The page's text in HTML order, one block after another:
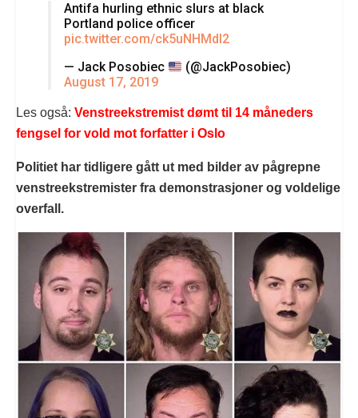
Antifa hurling ethnic slurs at black
Portland police officer
pic.twitter.com/ck5uNHMdI2
— Jack Posobiec
(@JackPosobiec)
August 17, 2019
Les også: Venstreekstremist dømt til 14 måneders
fengsel for vold mot forfatter i Oslo
Politiet har tidligere gått ut med bilder av pågrepne
venstreekstremister fra demonstrasjoner og voldelige
overfall.